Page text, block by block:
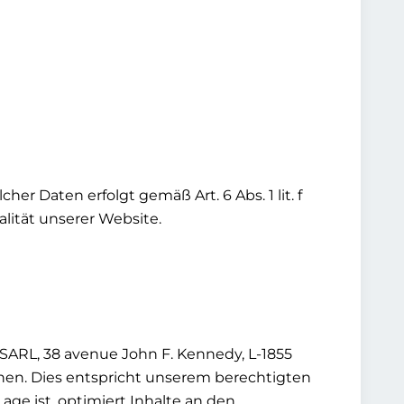
Daten erfolgt gemäß Art. 6 Abs. 1 lit. f
unserer Website.
38 avenue John F. Kennedy, L-1855
Dies entspricht unserem berechtigten